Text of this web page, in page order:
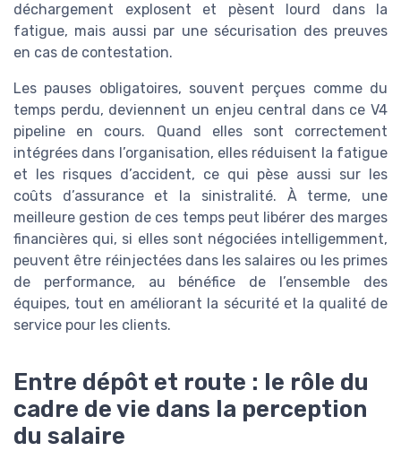
déchargement explosent et pèsent lourd dans la
fatigue, mais aussi par une sécurisation des preuves
en cas de contestation.
Les pauses obligatoires, souvent perçues comme du
temps perdu, deviennent un enjeu central dans ce V4
pipeline en cours. Quand elles sont correctement
intégrées dans l’organisation, elles réduisent la fatigue
et les risques d’accident, ce qui pèse aussi sur les
coûts d’assurance et la sinistralité. À terme, une
meilleure gestion de ces temps peut libérer des marges
financières qui, si elles sont négociées intelligemment,
peuvent être réinjectées dans les salaires ou les primes
de performance, au bénéfice de l’ensemble des
équipes, tout en améliorant la sécurité et la qualité de
service pour les clients.
Entre dépôt et route : le rôle du
cadre de vie dans la perception
du salaire